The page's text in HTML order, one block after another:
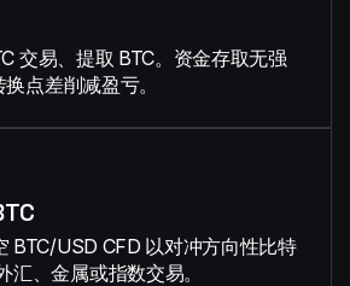
交易、提取 BTC。资金存取无强
点差削减盈亏。
BTC/USD CFD 以对冲方向性比特
汇、金属或指数交易。